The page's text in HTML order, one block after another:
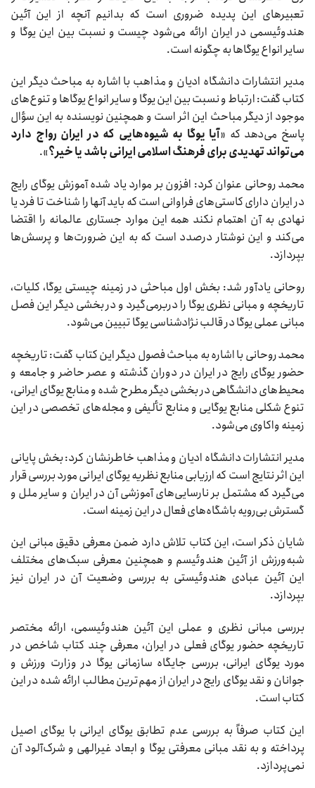
تعبیرهای این پدیده ضروری است که بدانیم آنچه از این آئین
هندوئیسمی در ایران ارائه می‌شود چیست و نسبت بین این یوگا و
سایر انواع یوگاها به چگونه است.
مدیر انتشارات دانشگاه ادیان و مذاهب با اشاره به مباحث دیگر این
کتاب گفت: ارتباط و نسبت بین این یوگا و سایر انواع یوگاها و تنوع‌های
موجود از دیگر مباحث این اثر است و همچنین نویسنده به این سؤال
پاسخ می‌دهد که «آیا یوگا به شیوه‌هایی که در ایران رواج دارد
می‌تواند تهدیدی برای فرهنگ اسلامی ایرانی باشد یا خیر؟».
محمد روحانی عنوان کرد:‌ افزون بر موارد یاد شده آموزش یوگای رایج
در ایران دارای کاستی‌های فراوانی است که باید آنها را شناخت تا فرد یا
نهادی به آن اهتمام نکند همه این موارد جستاری عالمانه را اقتضا
می‌کند و این نوشتار درصدد است که به این ضرورت‌ها و پرسش‌ها
بپردازد.
روحانی یادآور شد: بخش اول مباحثی در زمینه چیستی یوگا، کلیات،
تاریخچه و مبانی نظری یوگا را دربرمی‌گیرد و در بخشی دیگر این فصل
مبانی عملی یوگا در قالب نژادشناسی یوگا تبیین می‌شود.
محمد روحانی با اشاره به مباحث فصول دیگر این کتاب گفت: تاریخچه
حضور یوگای رایج در ایران در دوران گذشته و عصر حاضر و جامعه و
محیط‌های دانشگاهی در بخشی دیگر مطرح شده و منابع یوگای ایرانی،
تنوع شکلی منابع یوگایی و منابع تألیفی و مجله‌های تخصصی در این
زمینه واکاوی می‌شود.
مدیر انتشارات دانشگاه ادیان و مذاهب خاطرنشان کرد: بخش پایانی
این اثر نتایج است که ارزیابی منابع نظریه یوگای ایرانی مورد بررسی قرار
می‌گیرد که مشتمل بر نارسایی‌های آموزشی آن در ایران و سایر ملل و
گسترش بی‌رویه باشگاه‌های فعال در این زمینه است.
شایان ذکر است، این کتاب تلاش دارد ضمن معرفی دقیق مبانی این
شبه‌ورزش از آئین هندوئیسم و همچنین معرفی سبکهای مختلف
این آئین عبادی هندوئیستی به بررسی وضعیت آن در ایران نیز
بپردازد.
بررسی مبانی نظری و عملی این آئین هندوئیسمی، ارائه مختصر
تاریخچه حضور یوگای فعلی در ایران، معرفی چند کتاب شاخص در
مورد یوگای ایرانی، بررسی جایگاه سازمانی یوگا در وزارت ورزش و
جوانان و نقد یوگای رایج در ایران از مهم‌ترین مطالب ارائه شده در این
کتاب است.
این کتاب صرفاً به بررسی عدم تطابق یوگای ایرانی با یوگای اصیل
پرداخته و به نقد مبانی معرفتی یوگا و ابعاد غیرالهی و شرکآلود آن
نمیپردازد.